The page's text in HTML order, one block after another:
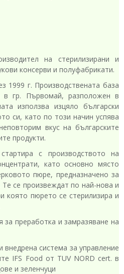
на стерилизирани и
консерви и полуфабрикати.
1999 г. Производствената база
гр. Първомай, разположен в
използва изцяло български
си, като по този начин успява
вкус на българските
продукти.
с производството на
като основно място
пюре, предназначено за
се произвеждат по най-нова и
която пюрето се стерилизира и
за преработка и замразяване на
система за управление
IFS Food от TUV NORD cert. в
и зеленчуци